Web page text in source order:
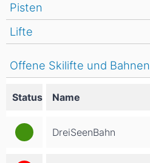
Offene Skilifte und Bahnen
Status Name
DreiSeenBahn
Lifte
Pisten